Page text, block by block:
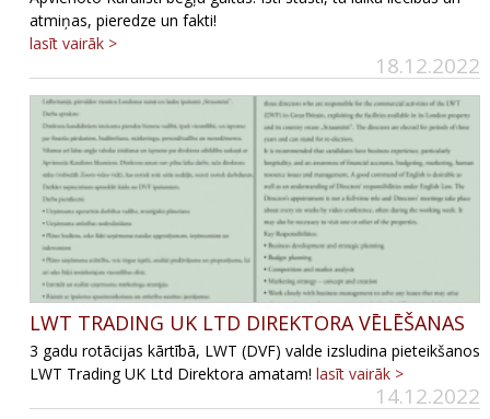
atmiņas, pieredze un fakti!
lasīt vairāk >
18.12.2022
LWT TRADING UK LTD DIREKTORA VĒLĒŠANAS
3 gadu rotācijas kārtībā, LWT (DVF) valde izsludina pieteikšanos
LWT Trading UK Ltd Direktora amatam! lasīt vairāk >
14.12.2022